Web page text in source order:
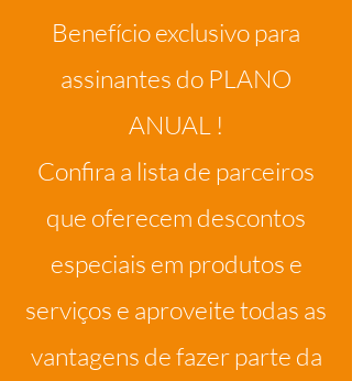
Benefício exclusivo para
assinantes do PLANO
ANUAL !
Confira a lista de parceiros
que oferecem descontos
especiais em produtos e
serviços e aproveite todas as
vantagens de fazer parte da